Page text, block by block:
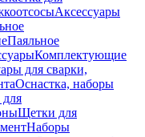
Аксессуары
Паяльное
Комплектующие
для сварки,
Оснастка, наборы
Щетки для
Наборы